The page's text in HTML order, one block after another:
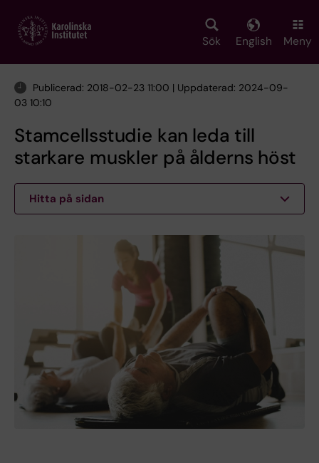
main
Sök English Meny
Publicerad: 2018-02-23 11:00 | Uppdaterad: 2024-09-
03 10:10
Stamcellsstudie kan leda till
starkare muskler på ålderns höst
Hitta på sidan